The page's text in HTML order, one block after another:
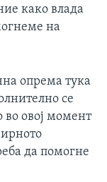
како влада
на
опрема тука
се
во овој момент
да помогне